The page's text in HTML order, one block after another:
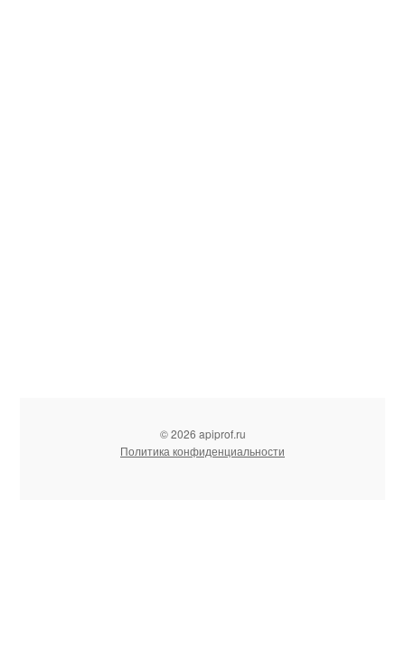
© 2026 apiprof.ru
Политика конфиденциальности